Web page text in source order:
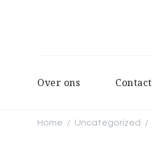
Over ons Contact
Home / Uncategorized /